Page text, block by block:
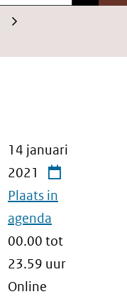
14 januari
2021
Plaats in
agenda
00.00 tot
23.59 uur
Online